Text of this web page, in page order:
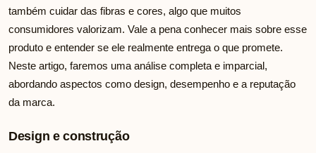
também cuidar das fibras e cores, algo que muitos
consumidores valorizam. Vale a pena conhecer mais sobre esse
produto e entender se ele realmente entrega o que promete.
Neste artigo, faremos uma análise completa e imparcial,
abordando aspectos como design, desempenho e a reputação
da marca.
Design e construção